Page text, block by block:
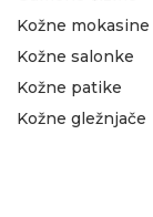
Kožne mokasine
Kožne salonke
Kožne patike
Kožne gležnjače